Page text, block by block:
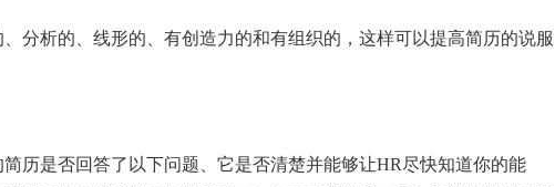
分析的、线形的、有创造力的和有组织的，这样可以提高简历的说服
历是否回答了以下问题、它是否清楚并能够让HR尽快知道你的能